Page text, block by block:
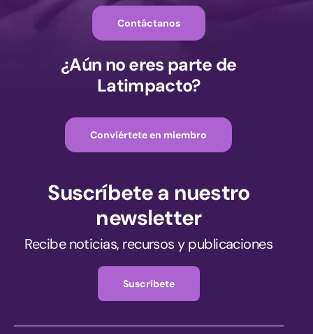
Contáctanos
¿Aún no eres parte de
Latimpacto?
Conviértete en miembro
Suscríbete a nuestro
newsletter
Recibe noticias, recursos y publicaciones
Suscríbete